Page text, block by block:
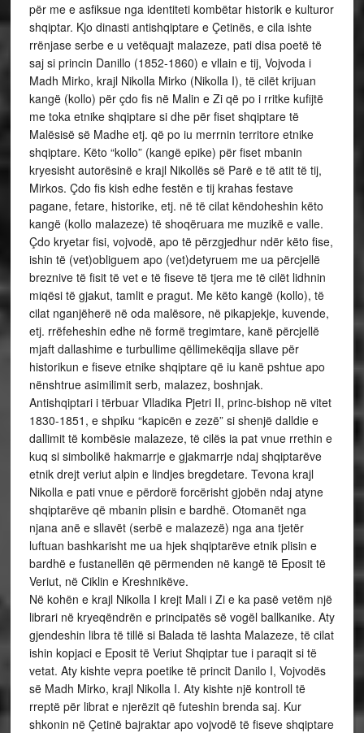
për me e asfiksue nga identiteti kombëtar historik e kulturor
shqiptar. Kjo dinasti antishqiptare e Çetinës, e cila ishte
rrënjase serbe e u vetëquajt malazeze, pati disa poetë të
saj si princin Danillo (1852-1860) e vllain e tij, Vojvoda i
Madh Mirko, krajl Nikolla Mirko (Nikolla I), të cilët krijuan
kangë (kollo) për çdo fis në Malin e Zi që po i rritke kufijtë
me toka etnike shqiptare si dhe për fiset shqiptare të
Malësisë së Madhe etj. që po iu merrnin territore etnike
shqiptare. Këto “kollo” (kangë epike) për fiset mbanin
kryesisht autorësinë e krajl Nikollës së Parë e të atit të tij,
Mirkos. Çdo fis kish edhe festën e tij krahas festave
pagane, fetare, historike, etj. në të cilat këndoheshin këto
kangë (kollo malazeze) të shoqëruara me muzikë e valle.
Çdo kryetar fisi, vojvodë, apo të përzgjedhur ndër këto fise,
ishin të (vet)obliguem apo (vet)detyruem me ua përcjellë
breznive të fisit të vet e të fiseve të tjera me të cilët lidhnin
miqësi të gjakut, tamlit e pragut. Me këto kangë (kollo), të
cilat nganjëherë në oda malësore, në pikapjekje, kuvende,
etj. rrëfeheshin edhe në formë tregimtare, kanë përcjellë
mjaft dallashime e turbullime qëllimekëqija sllave për
historikun e fiseve etnike shqiptare që iu kanë pshtue apo
nënshtrue asimilimit serb, malazez, boshnjak.
Antishqiptari i tërbuar Vlladika Pjetri II, princ-bishop në vitet
1830-1851, e shpiku “kapicën e zezë” si shenjë dalldie e
dallimit të kombësie malazeze, të cilës ia pat vnue rrethin e
kuq si simbolikë hakmarrje e gjakmarrje ndaj shqiptarëve
etnik drejt veriut alpin e lindjes bregdetare. Tevona krajl
Nikolla e pati vnue e përdorë forcërisht gjobën ndaj atyne
shqiptarëve që mbanin plisin e bardhë. Otomanët nga
njana anë e sllavët (serbë e malazezë) nga ana tjetër
luftuan bashkarisht me ua hjek shqiptarëve etnik plisin e
bardhë e fustanellën që përmenden në kangë të Eposit të
Veriut, në Ciklin e Kreshnikëve.
Në kohën e krajl Nikolla I krejt Mali i Zi e ka pasë vetëm një
librari në kryeqëndrën e principatës së vogël ballkanike. Aty
gjendeshin libra të tillë si Balada të lashta Malazeze, të cilat
ishin kopjaci e Eposit të Veriut Shqiptar tue i paraqit si të
vetat. Aty kishte vepra poetike të princit Danilo I, Vojvodës
së Madh Mirko, krajl Nikolla I. Aty kishte një kontroll të
rreptë për librat e njerëzit që futeshin brenda saj. Kur
shkonin në Çetinë bajraktar apo vojvodë të fiseve shqiptare